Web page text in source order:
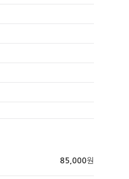
85,000원